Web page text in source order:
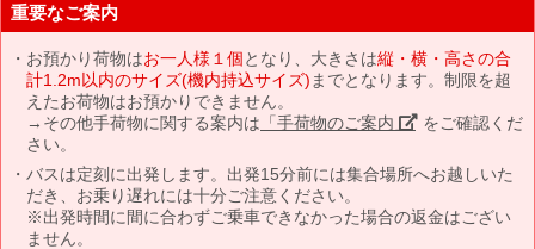
重要なご案内
お預かり荷物はお一人様１個となり、大きさは縦・横・高さの合
計1.2m以内のサイズ(機内持込サイズ) までとなります。制限を超
えたお荷物はお預かりできません。
→その他手荷物に関する案内は 「手荷物のご案内」 をご確認くだ
さい。
バスは定刻に出発します。出発15分前には集合場所へお越しいた
だき、お乗り遅れには十分ご注意ください。
※出発時間に間に合わずご乗車できなかった場合の返金はござい
ません。